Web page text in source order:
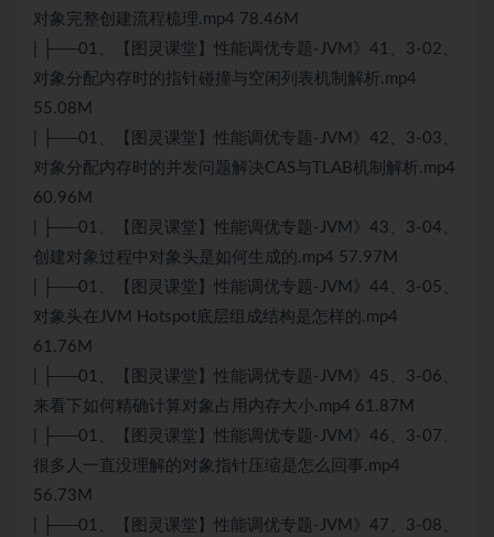
对象完整创建流程梳理.mp4 78.46M
| ├──01、【图灵课堂】性能调优专题-JVM》41、3-02、
对象分配内存时的指针碰撞与空闲列表机制解析.mp4
55.08M
| ├──01、【图灵课堂】性能调优专题-JVM》42、3-03、
对象分配内存时的并发问题解决CAS与TLAB机制解析.mp4
60.96M
| ├──01、【图灵课堂】性能调优专题-JVM》43、3-04、
创建对象过程中对象头是如何生成的.mp4 57.97M
| ├──01、【图灵课堂】性能调优专题-JVM》44、3-05、
对象头在JVM Hotspot底层组成结构是怎样的.mp4
61.76M
| ├──01、【图灵课堂】性能调优专题-JVM》45、3-06、
来看下如何精确计算对象占用内存大小.mp4 61.87M
| ├──01、【图灵课堂】性能调优专题-JVM》46、3-07、
很多人一直没理解的对象指针压缩是怎么回事.mp4
56.73M
| ├──01、【图灵课堂】性能调优专题-JVM》47、3-08、